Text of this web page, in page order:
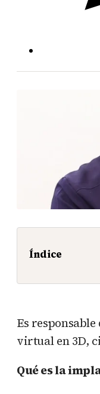
Índice
Es
virtual en 3D,
Qué es la